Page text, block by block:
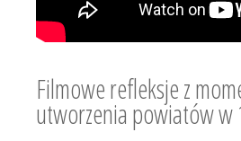
Filmowe refleksje z
utworzenia powiatów w